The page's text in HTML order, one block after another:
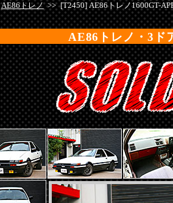
AE86トレノ >> [T2450] AE86トレノ1600GT-
AE86トレノ・3ド